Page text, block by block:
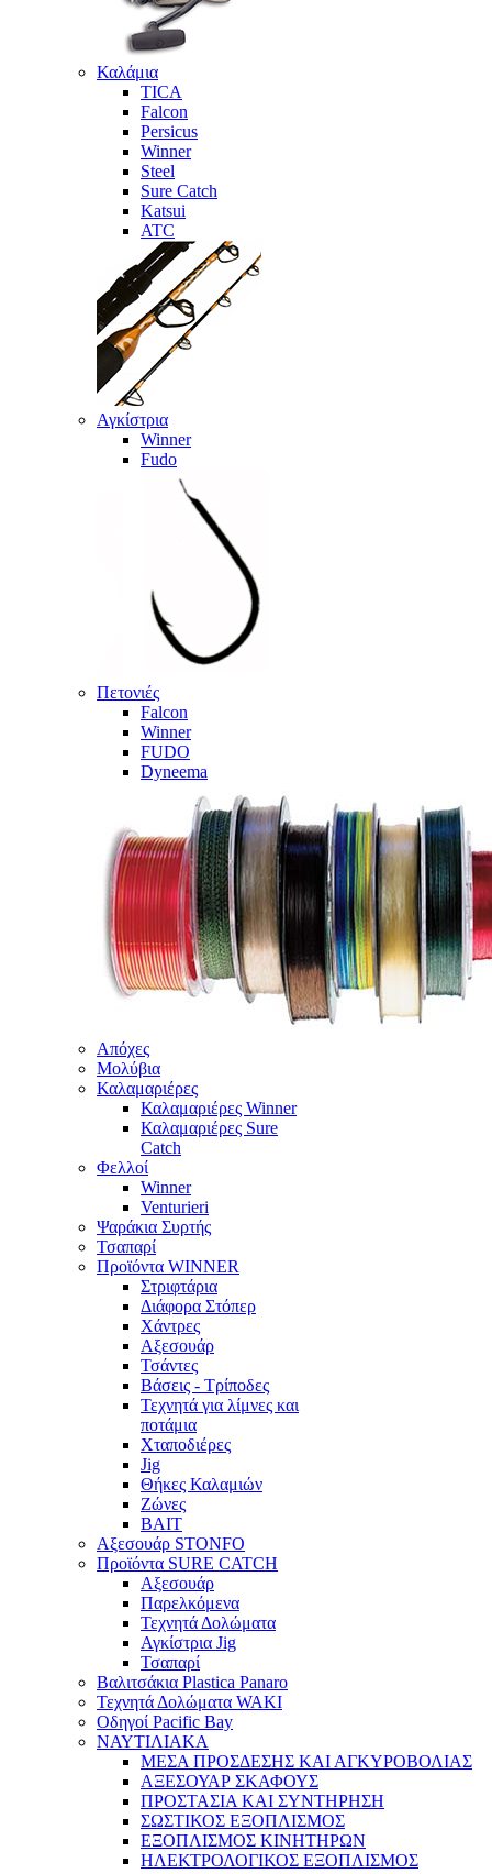
Καλάμια
TICA
Falcon
Persicus
Winner
Steel
Sure Catch
Katsui
ATC
Αγκίστρια
Winner
Fudo
Πετονιές
Falcon
Winner
FUDO
Dyneema
Απόχες
Μολύβια
Καλαμαριέρες
Καλαμαριέρες Winner
Καλαμαριέρες Sure
Catch
Φελλοί
Winner
Venturieri
Ψαράκια Συρτής
Τσαπαρί
Προϊόντα WINNER
Στριφτάρια
Διάφορα Στόπερ
Χάντρες
Αξεσουάρ
Τσάντες
Βάσεις - Τρίποδες
Τεχνητά για λίμνες και
ποτάμια
Χταποδιέρες
Jig
Θήκες Καλαμιών
Ζώνες
BAIT
Αξεσουάρ STONFO
Προϊόντα SURE CATCH
Αξεσουάρ
Παρελκόμενα
Τεχνητά Δολώματα
Αγκίστρια Jig
Τσαπαρί
Βαλιτσάκια Plastica Panaro
Τεχνητά Δολώματα WAKI
Οδηγοί Pacific Bay
ΝΑΥΤΙΛΙΑΚΑ
ΜΕΣΑ ΠΡΟΣΔΕΣΗΣ ΚΑΙ ΑΓΚΥΡΟΒΟΛΙΑΣ
ΑΞΕΣΟΥΑΡ ΣΚΑΦΟΥΣ
ΠΡΟΣΤΑΣΙΑ ΚΑΙ ΣΥΝΤΗΡΗΣΗ
ΣΩΣΤΙΚΟΣ ΕΞΟΠΛΙΣΜΟΣ
ΕΞΟΠΛΙΣΜΟΣ ΚΙΝΗΤΗΡΩΝ
ΗΛΕΚΤΡΟΛΟΓΙΚΟΣ ΕΞΟΠΛΙΣΜΟΣ